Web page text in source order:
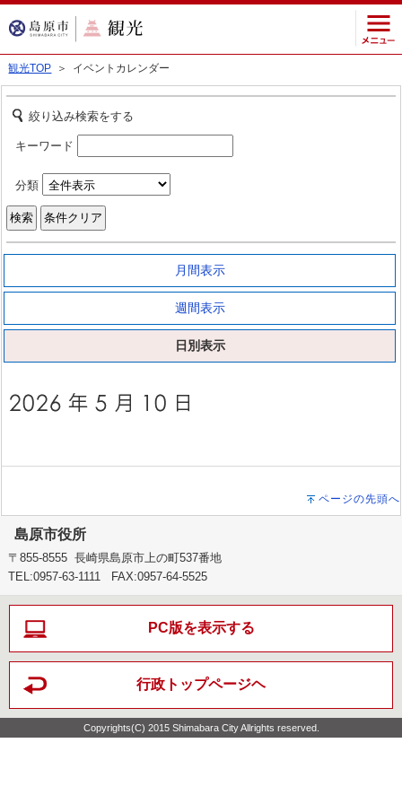
観光TOP ＞ イベントカレンダー
絞り込み検索をする
キーワード
分類
月間表示
週間表示
日別表示
ページの先頭へ
島原市役所
〒855-8555 長崎県島原市上の町537番地
TEL:0957-63-1111 FAX:0957-64-5525
PC版を表示する
行政トップページヘ
Copyrights(C) 2015 Shimabara City Allrights reserved.